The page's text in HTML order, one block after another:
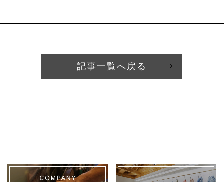
記事一覧へ戻る